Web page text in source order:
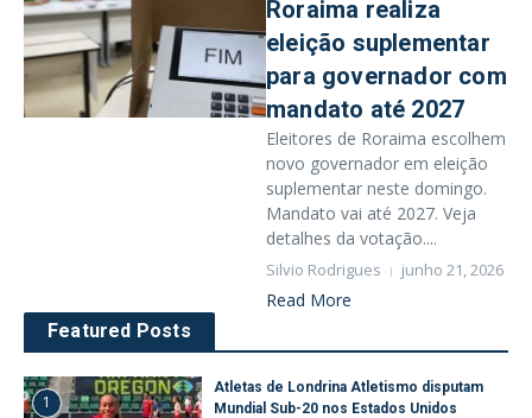
Roraima realiza
eleição suplementar
para governador com
mandato até 2027
Eleitores de Roraima escolhem
novo governador em eleição
suplementar neste domingo.
Mandato vai até 2027. Veja
detalhes da votação....
Silvio Rodrigues junho 21, 2026
Read More
Featured Posts
1
Atletas de Londrina Atletismo disputam
Mundial Sub-20 nos Estados Unidos